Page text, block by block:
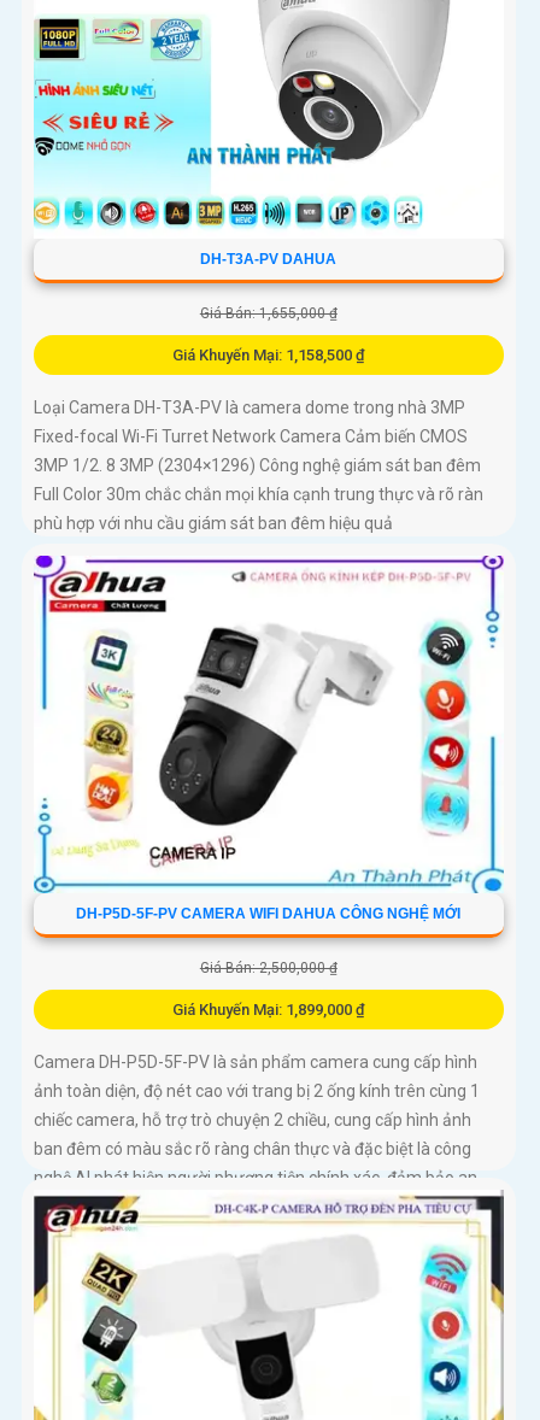
DH-T3A-PV DAHUA
Giá Bán: 1,655,000 ₫
Giá Khuyến Mại: 1,158,500 ₫
Loại Camera DH-T3A-PV là camera dome trong nhà 3MP
Fixed-focal Wi-Fi Turret Network Camera Cảm biến CMOS
3MP 1/2. 8 3MP (2304×1296) Công nghệ giám sát ban đêm
Full Color 30m chắc chắn mọi khía cạnh trung thực và rõ ràn
phù hợp với nhu cầu giám sát ban đêm hiệu quả
DH-P5D-5F-PV CAMERA WIFI DAHUA CÔNG NGHỆ MỚI
Giá Bán: 2,500,000 ₫
Giá Khuyến Mại: 1,899,000 ₫
Camera DH-P5D-5F-PV là sản phẩm camera cung cấp hình
ảnh toàn diện, độ nét cao với trang bị 2 ống kính trên cùng 1
chiếc camera, hỗ trợ trò chuyện 2 chiều, cung cấp hình ảnh
ban đêm có màu sắc rõ ràng chân thực và đặc biệt là công
nghệ AI phát hiện người phương tiện chính xác, đảm bảo an
ninh hiệu quảDòng camera quan sát DH-P5D-5F-PV với chức
năng đàm thoại 2 chiều và khả năng theo dõi chuyển động trả
nghiệm tốt. Sản phẩm không dây, tiện lợi trong lắp đặt và sử
dụng